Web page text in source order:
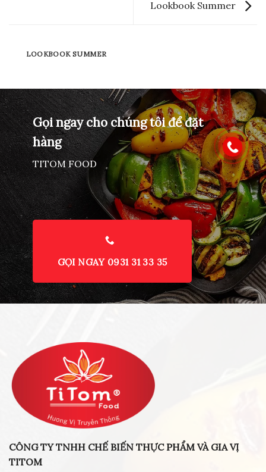
Lookbook Summer
LOOKBOOK SUMMER
Gọi ngay cho chúng tôi để đặt
hàng
TITOM FOOD
GỌI NGAY 0931 31 33 35
CÔNG TY TNHH CHẾ BIẾN THỰC PHẨM VÀ GIA VỊ
TITOM